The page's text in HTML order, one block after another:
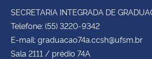
SECRETARIA INTEGRADA DE
Telefone: (55) 3220-9342
E-mail: graduacao74a.ccsh@ufsm.br
Sala 2111 / prédio 74A